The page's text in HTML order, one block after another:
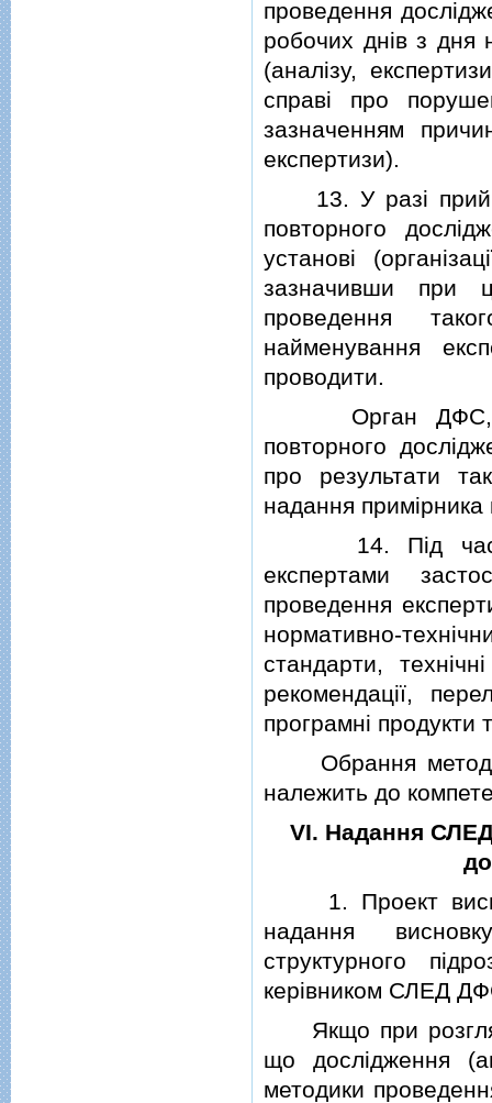
проведення
робочих днiв з дня
(аналiзу,
справi про
зазначенням
експертизи).
13. У разi
повторного
установi
зазначивши при
проведення
найменування
проводити.
Орган ДФС,
повторного
про результати
надання примiрника
14. Пiд час
експертами
проведення
нормативно-
стандарти,
рекомендацiї,
програмнi продукти
Обрання методу
належить до
VI. Надання
1. Проект
надання
структурного
керiвником СЛЕД
Якщо при
що дослiдження
методики